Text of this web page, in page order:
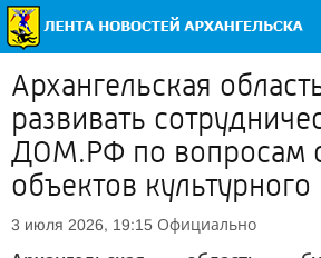
Архангельская
развивать
ДОМ.PФ по вопросам
объектов
3 июля 2026, 19:15 Официально